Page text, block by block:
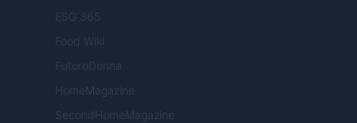
ESG 365
Food Wiki
FuturoDonna
HomeMagazine
SecondHomeMagazine